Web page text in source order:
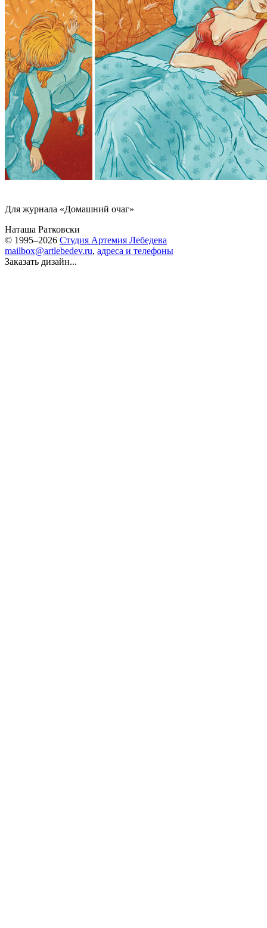
Для журнала «Домашний очаг»
Наташа Ратковски
© 1995–2026 Студия Артемия Лебедева
mailbox@artlebedev.ru, адреса и телефоны
Заказать дизайн...